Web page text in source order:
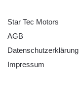
Star Tec Motors
AGB
Datenschutzerklärung
Impressum